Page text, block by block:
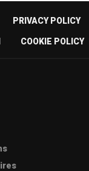
PRIVACY POLICY
COOKIE POLICY